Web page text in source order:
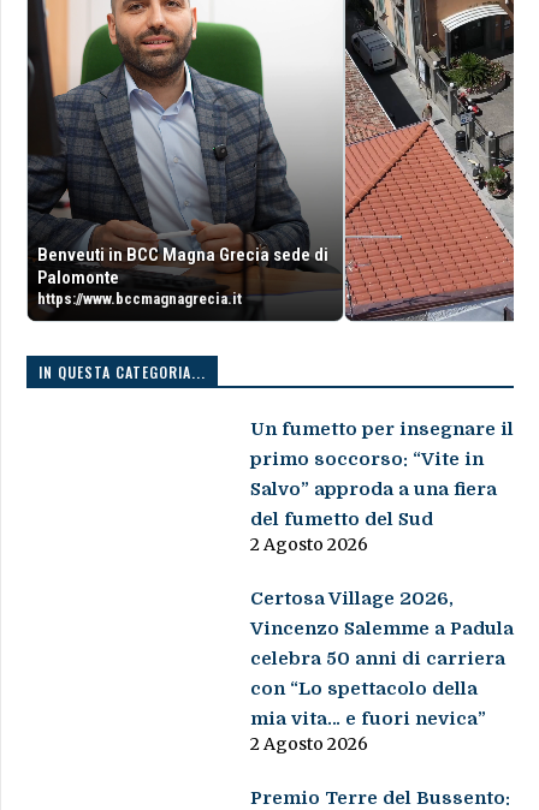
Benveuti in BCC Magna Grecia sede di
Palomonte
https://www.bccmagnagrecia.it
IN QUESTA CATEGORIA...
Un fumetto per insegnare il
primo soccorso: “Vite in
Salvo” approda a una fiera
del fumetto del Sud
2 Agosto 2026
Certosa Village 2026,
Vincenzo Salemme a Padula
celebra 50 anni di carriera
con “Lo spettacolo della
mia vita… e fuori nevica”
2 Agosto 2026
Premio Terre del Bussento: